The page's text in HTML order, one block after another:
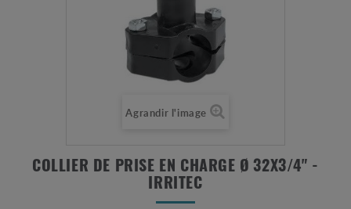
Agrandir l'image
COLLIER DE PRISE EN CHARGE Ø 32X3/4" -
IRRITEC